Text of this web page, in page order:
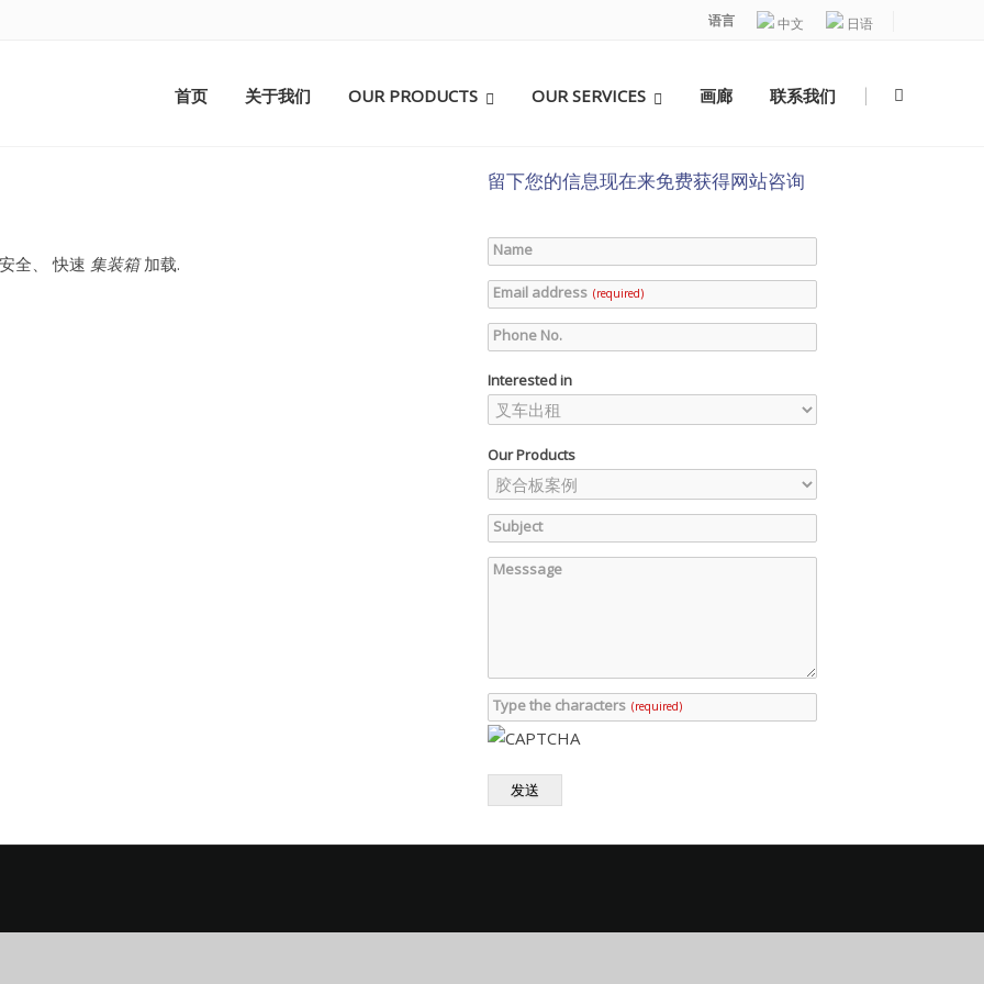
语言 中文 日语
首页 关于我们 OUR PRODUCTS OUR SERVICES 画廊 联系我们 |
全、 快速 集装箱加载.
留下您的信息现在来免费获得网站咨询
Name
Email address (required)
Phone No.
Interested in
Our Products
Subject
Messsage
Type the characters (required)
发送